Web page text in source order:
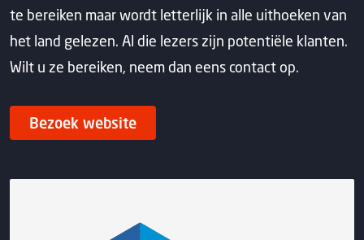
te bereiken maar wordt letterlijk in alle uithoeken van
het land gelezen. Al die lezers zijn potentiële klanten.
Wilt u ze bereiken, neem dan eens contact op.
Bezoek website